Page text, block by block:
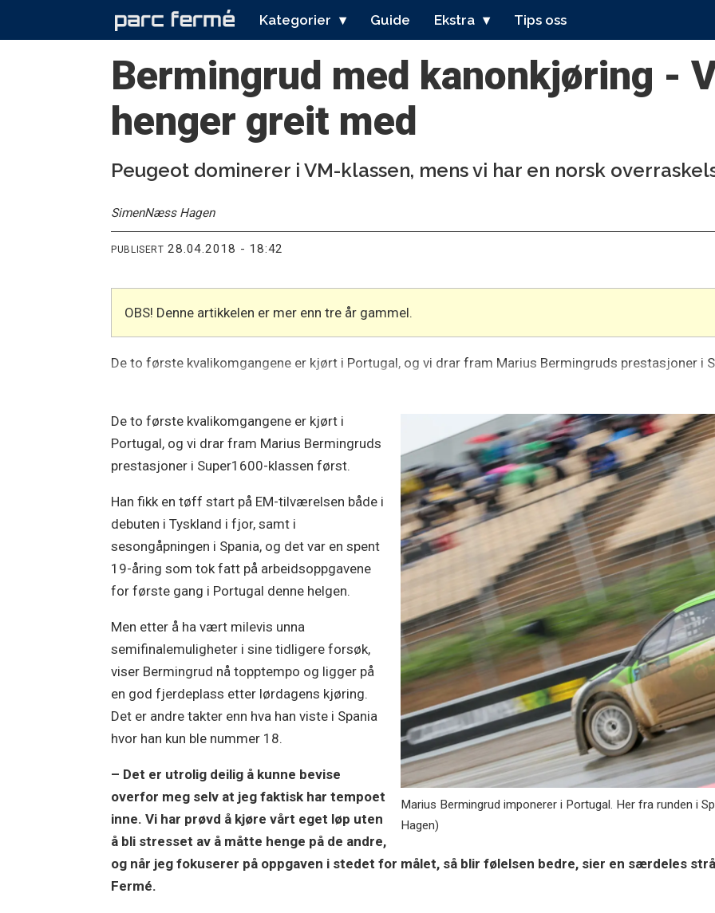
Kategorier Guide Ekstra Tips oss
Bermingrud med kanonkjøring -
henger greit med
Peugeot dominerer i VM-klassen, mens vi har en norsk
SimenNæss Hagen
PUBLISERT 28.04.2018 - 18:42
OBS! Denne artikkelen er mer enn tre år gammel.
De to første kvalikomgangene er kjørt i Portugal, og vi drar fram Marius Bermingruds prestasjoner i
Marius Bermingrud imponerer i Portugal. Her fra runden i
Hagen)
De to første kvalikomgangene er kjørt i
Portugal, og vi drar fram Marius Bermingruds
prestasjoner i Super1600-klassen først.
Han fikk en tøff start på EM-tilværelsen både i
debuten i Tyskland i fjor, samt i
sesongåpningen i Spania, og det var en spent
19-åring som tok fatt på arbeidsoppgavene
for første gang i Portugal denne helgen.
Men etter å ha vært milevis unna
semifinalemuligheter i sine tidligere forsøk,
viser Bermingrud nå topptempo og ligger på
en god fjerdeplass etter lørdagens kjøring.
Det er andre takter enn hva han viste i Spania
hvor han kun ble nummer 18.
– Det er utrolig deilig å kunne bevise
overfor meg selv at jeg faktisk har tempoet
inne. Vi har prøvd å kjøre vårt eget løp uten
å bli stresset av å måtte henge på de andre,
og når jeg fokuserer på oppgaven i stedet for målet, så blir følelsen bedre, sier en særdeles
Fermé.